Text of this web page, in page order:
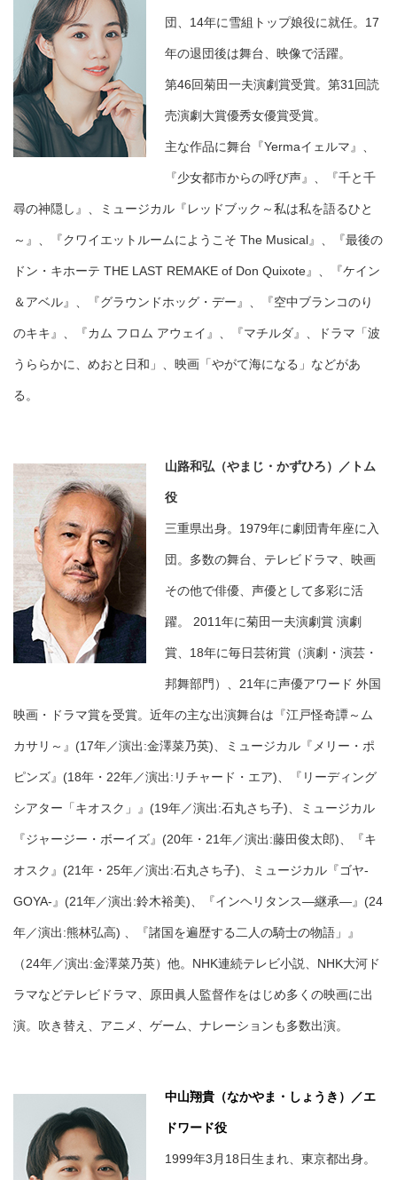
団、14年に雪組トップ娘役に就任。17
年の退団後は舞台、映像で活躍。
第46回菊田一夫演劇賞受賞。第31回読
売演劇大賞優秀女優賞受賞。
主な作品に舞台『Yermaイェルマ』、
『少女都市からの呼び声』、『千と千
尋の神隠し』、ミュージカル『レッドブック～私は私を語るひと
～』、『クワイエットルームにようこそ The Musical』、『最後の
ドン・キホーテ THE LAST REMAKE of Don Quixote』、『ケイン
＆アベル』、『グラウンドホッグ・デー』、『空中ブランコのり
のキキ』、『カム フロム アウェイ』、『マチルダ』、ドラマ「波
うららかに、めおと日和」、映画「やがて海になる」などがあ
る。
山路和弘（やまじ・かずひろ）／トム
役
三重県出身。1979年に劇団青年座に入
団。多数の舞台、テレビドラマ、映画
その他で俳優、声優として多彩に活
躍。 2011年に菊田一夫演劇賞 演劇
賞、18年に毎日芸術賞（演劇・演芸・
邦舞部門）、21年に声優アワード 外国
映画・ドラマ賞を受賞。近年の主な出演舞台は『江戸怪奇譚～ム
カサリ～』(17年／演出:金澤菜乃英)、ミュージカル『メリー・ポ
ピンズ』(18年・22年／演出:リチャード・エア)、『リーディング
シアター「キオスク」』(19年／演出:石丸さち子)、ミュージカル
『ジャージー・ボーイズ』(20年・21年／演出:藤田俊太郎)、『キ
オスク』(21年・25年／演出:石丸さち子)、ミュージカル『ゴヤ-
GOYA-』(21年／演出:鈴木裕美)、『インヘリタンス―継承―』(24
年／演出:熊林弘高) 、『諸国を遍歴する二人の騎士の物語」』
（24年／演出:金澤菜乃英）他。NHK連続テレビ小説、NHK大河ド
ラマなどテレビドラマ、原田眞人監督作をはじめ多くの映画に出
演。吹き替え、アニメ、ゲーム、ナレーションも多数出演。
中山翔貴（なかやま・しょうき）／エ
ドワード役
1999年3月18日生まれ、東京都出身。